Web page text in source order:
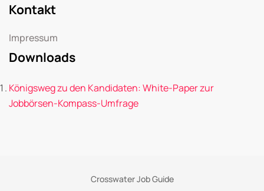
Kontakt
Impressum
Downloads
Königsweg zu den Kandidaten: White-Paper zur
Jobbörsen-Kompass-Umfrage
Crosswater Job Guide